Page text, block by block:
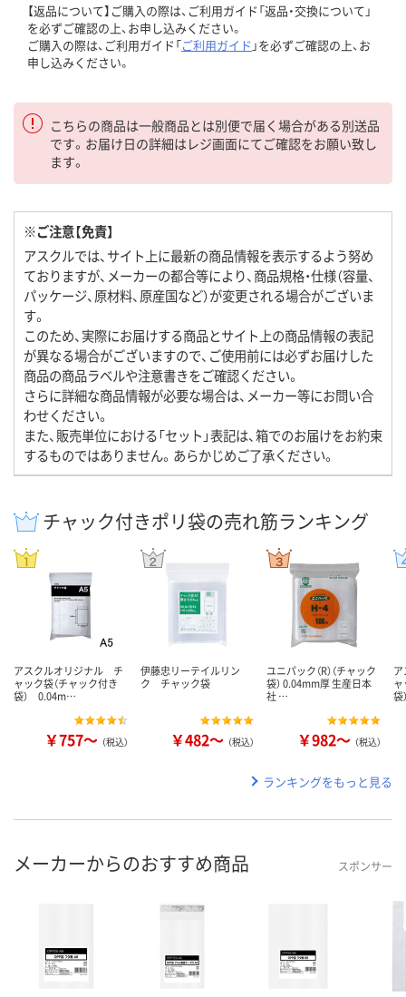
【返品について】ご購入の際は、ご利用ガイド「返品・交換について」
を必ずご確認の上、お申し込みください。
ご購入の際は、ご利用ガイド「ご利用ガイド 」を必ずご確認の上、お
申し込みください。
こちらの商品は一般商品とは別便で届く場合がある別送品
です。お届け日の詳細はレジ画面にてご確認をお願い致し
ます。
※ご注意【免責】
アスクルでは、サイト上に最新の商品情報を表示するよう努め
ておりますが、メーカーの都合等により、商品規格・仕様（容量、
パッケージ、原材料、原産国など）が変更される場合がございま
す。
このため、実際にお届けする商品とサイト上の商品情報の表記
が異なる場合がございますので、ご使用前には必ずお届けした
商品の商品ラベルや注意書きをご確認ください。
さらに詳細な商品情報が必要な場合は、メーカー等にお問い合
わせください。
また、販売単位における「セット」表記は、箱でのお届けをお約束
するものではありません。あらかじめご了承ください。
チャック付きポリ袋の売れ筋ランキング
アスクルオリジナル チ
ャック袋（チャック付き
袋） 0.04m…
￥757～ （税込）
伊藤忠リーテイルリン
ク チャック袋
￥482～ （税込）
ユニパック（R）（チャック
袋） 0.04mm厚 生産日本
社 …
￥982～ （税込）
ャ
ランキングをもっと見る
メーカーからのおすすめ商品 スポンサー